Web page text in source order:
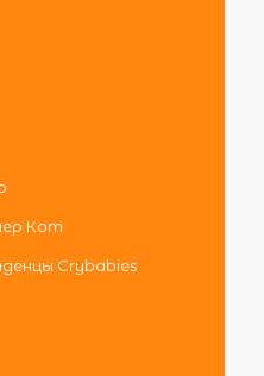
Кот
Crybabies